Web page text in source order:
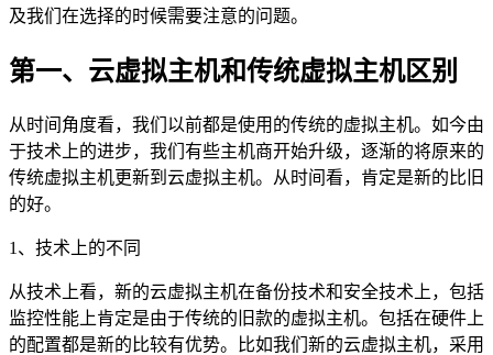
及我们在选择的时候需要注意的问题。
第一、云虚拟主机和传统虚拟主机区别
从时间角度看，我们以前都是使用的传统的虚拟主机。如今由
于技术上的进步，我们有些主机商开始升级，逐渐的将原来的
传统虚拟主机更新到云虚拟主机。从时间看，肯定是新的比旧
的好。
1、技术上的不同
从技术上看，新的云虚拟主机在备份技术和安全技术上，包括
监控性能上肯定是由于传统的旧款的虚拟主机。包括在硬件上
的配置都是新的比较有优势。比如我们新的云虚拟主机，采用